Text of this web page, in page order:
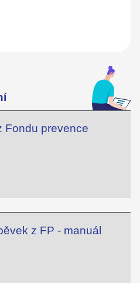
Fondu prevence
z FP - manuál